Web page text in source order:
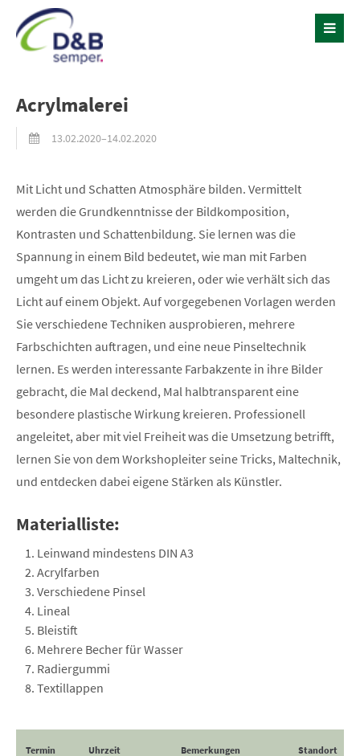
Acrylmalerei
13.02.2020–14.02.2020
Mit Licht und Schatten Atmosphäre bilden. Vermittelt
werden die Grundkenntnisse der Bildkomposition,
Kontrasten und Schattenbildung. Sie lernen was die
Spannung in einem Bild bedeutet, wie man mit Farben
umgeht um das Licht zu kreieren, oder wie verhält sich das
Licht auf einem Objekt. Auf vorgegebenen Vorlagen werden
Sie verschiedene Techniken ausprobieren, mehrere
Farbschichten auftragen, und eine neue Pinseltechnik
lernen. Es werden interessante Farbakzente in ihre Bilder
gebracht, die Mal deckend, Mal halbtransparent eine
besondere plastische Wirkung kreieren. Professionell
angeleitet, aber mit viel Freiheit was die Umsetzung betrifft,
lernen Sie von dem Workshopleiter seine Tricks, Maltechnik,
und entdecken dabei eigene Stärken als Künstler.
Materialliste:
Leinwand mindestens DIN A3
Acrylfarben
Verschiedene Pinsel
Lineal
Bleistift
Mehrere Becher für Wasser
Radiergummi
Textillappen
Termin Uhrzeit Bemerkungen Standort